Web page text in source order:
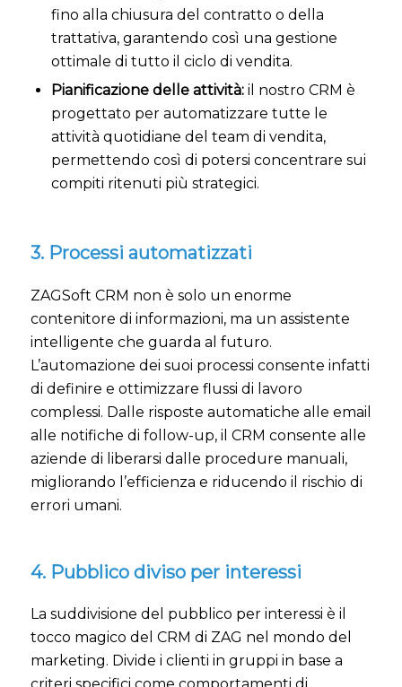
fino alla chiusura del contratto o della
trattativa, garantendo così una gestione
ottimale di tutto il ciclo di vendita.
Pianificazione delle attività:il nostro CRM è
progettato per automatizzare tutte le
attività quotidiane del team di vendita,
permettendo così di potersi concentrare sui
compiti ritenuti più strategici.
3. Processi automatizzati
ZAGSoft CRM non è solo un enorme
contenitore di informazioni, ma un assistente
intelligente che guarda al futuro.
L’automazione dei suoi processi consente infatti
di definire e ottimizzare flussi di lavoro
complessi. Dalle risposte automatiche alle email
alle notifiche di follow-up, il CRM consente alle
aziende di liberarsi dalle procedure manuali,
migliorando l’efficienza e riducendo il rischio di
errori umani.
4. Pubblico diviso per interessi
La suddivisione del pubblico per interessi è il
tocco magico del CRM di ZAG nel mondo del
marketing. Divide i clienti in gruppi in base a